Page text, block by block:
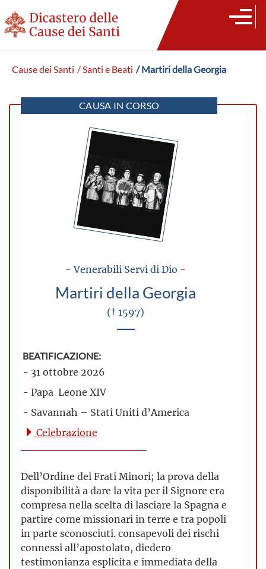
Cause dei Santi / Santi e Beati / Martiri della Georgia
CAUSA IN CORSO
- Venerabili Servi di Dio -
Martiri della Georgia
(† 1597)
BEATIFICAZIONE:
- 31 ottobre 2026
- Papa Leone XIV
- Savannah – Stati Uniti d’America
Celebrazione
Dell’Ordine dei Frati Minori; la prova della
disponibilità a dare la vita per il Signore era
compresa nella scelta di lasciare la Spagna e
partire come missionari in terre e tra popoli
in parte sconosciuti. consapevoli dei rischi
connessi all’apostolato, diedero
testimonianza esplicita e immediata della